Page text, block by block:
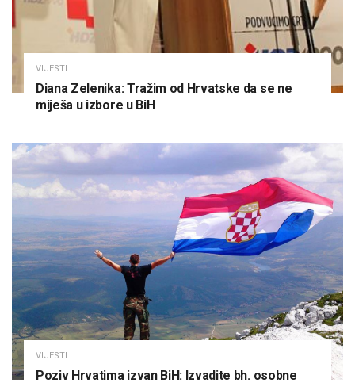
VIJESTI
Diana Zelenika: Tražim od Hrvatske da se ne
miješa u izbore u BiH
VIJESTI
Poziv Hrvatima izvan BiH: Izvadite bh. osobne